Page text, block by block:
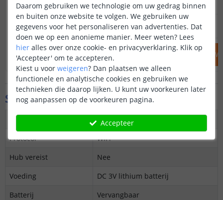
OP VOORRAAD 32,95
IN WINKELWAGEN
OP VOORRAAD
IN
Specificaties
Aantal
3 rookmelders
Protocol
WiFi
Hub vereist
Nee
Voeding
DC 3V lithium batterij
Batterij
Vervangbaar
Daarom gebruiken we technologie om uw gedrag binnen
en buiten onze website te volgen. We gebruiken uw
gegevens voor het personaliseren van advertenties. Dat
doen we op een anonieme manier. Meer weten? Lees
hier alles over onze cookie- en privacyverklaring. Klik op
'Accepteer' om te accepteren.
Kiest u voor weigeren? Dan plaatsen we alleen
functionele en analytische cookies en gebruiken we
technieken die daarop lijken. U kunt uw voorkeuren later
nog aanpassen op de voorkeuren pagina.
Accepteer